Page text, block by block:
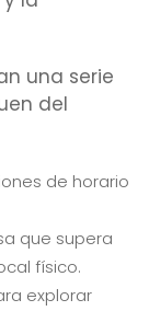
una serie
del
de horario
que supera
físico.
explorar